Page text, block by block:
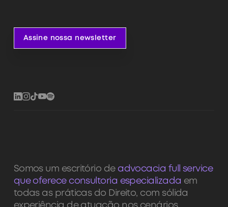
Assine nossa newsletter
Somos um escritório de advocacia full service
que oferece consultoria especializada em
todas as práticas do Direito, com sólida